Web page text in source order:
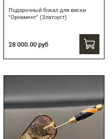
Подарочный бокал для виски
"Орнамент" (Златоуст)
28 000.00 руб